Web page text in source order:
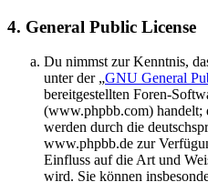
4. General Public License
Du nimmst zur Kenntnis,
unter der „GNU General
bereitgestellten Foren-
(www.phpbb.com) handelt;
werden durch die
www.phpbb.de zur
Einfluss auf die Art und
wird. Sie können